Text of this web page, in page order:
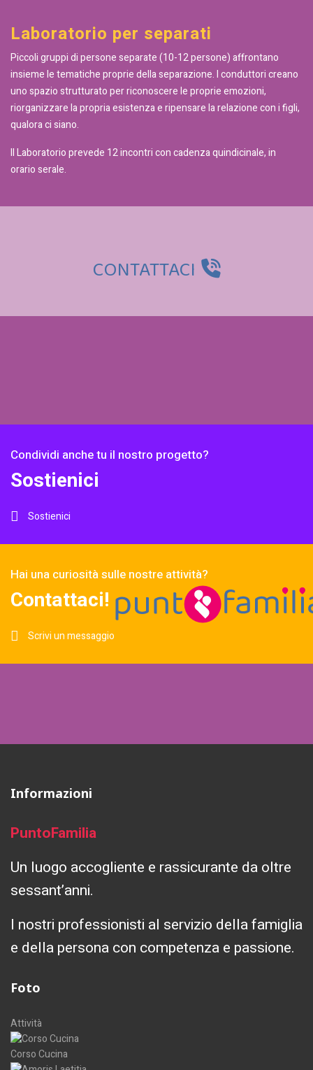
Laboratorio per separati
Piccoli gruppi di persone separate (10-12 persone) affrontano
insieme le tematiche proprie della separazione. I conduttori creano
uno spazio strutturato per riconoscere le proprie emozioni,
riorganizzare la propria esistenza e ripensare la relazione con i figli,
qualora ci siano.
Il Laboratorio prevede 12 incontri con cadenza quindicinale, in
orario serale.
CONTATTACI
Condividi anche tu il nostro progetto?
Sostienici
Sostienici
Hai una curiosità sulle nostre attività?
Contattaci!
Scrivi un messaggio
Informazioni
PuntoFamilia
Un luogo accogliente e rassicurante da oltre
sessant’anni.
I nostri professionisti al servizio della famiglia
e della persona con competenza e passione.
Foto
Attività
Corso Cucina